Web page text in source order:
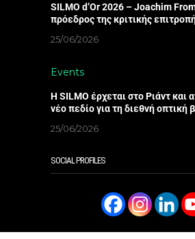
SILMO d’Or 2026 – Joachim
πρόεδρος της κριτικής
25/06/2026
Events
Η SILMO έρχεται στο Ριάντ και
νέο πεδίο για τη διεθνή οπτική
25/06/2026
SOCIAL PROFILES